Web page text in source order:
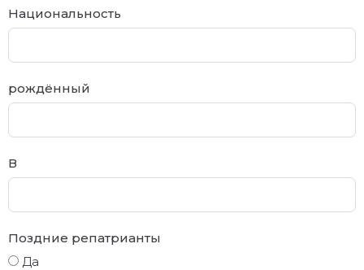
Национальность
рождённый
В
Поздние репатрианты
Да